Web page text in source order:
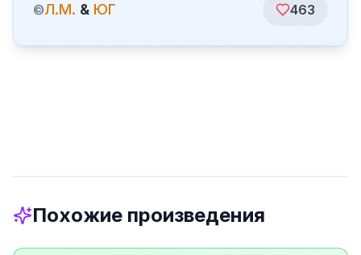
©Л.М. & ЮГ 463
Похожие произведения